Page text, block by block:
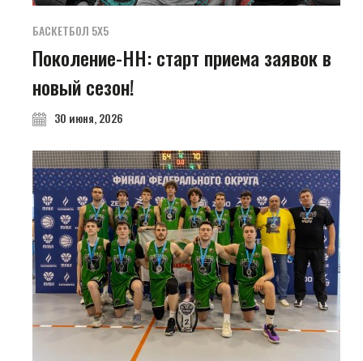
БАСКЕТБОЛ 5Х5
Поколение-НН: старт приема заявок в
новый сезон!
30 июня, 2026